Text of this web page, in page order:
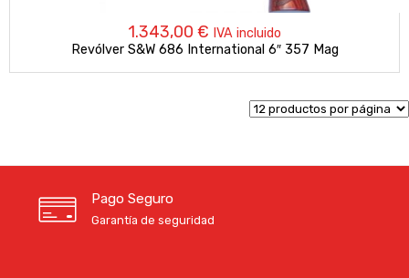
1.343,00 € IVA incluido
Revólver S&W 686 International 6″ 357 Mag
Pago Seguro
Garantía de seguridad